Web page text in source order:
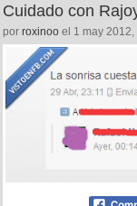
Cuidado con
por roxinoo el 1 may 2012,